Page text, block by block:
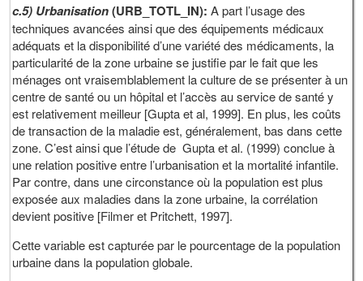
c.5) Urbanisation(URB_TOTL_IN):A part l’usage des
techniques avancées ainsi que des équipements médicaux
adéquats et la disponibilité d’une variété des médicaments, la
particularité de la zone urbaine se justifie par le fait que les
ménages ont vraisemblablement la culture de se présenter à un
centre de santé ou un hôpital et l’accès au service de santé y
est relativement meilleur [Gupta et al, 1999]. En plus, les coûts
de transaction de la maladie est, généralement, bas dans cette
zone. C’est ainsi que l’étude de Gupta et al. (1999) conclue à
une relation positive entre l’urbanisation et la mortalité infantile.
Par contre, dans une circonstance où la population est plus
exposée aux maladies dans la zone urbaine, la corrélation
devient positive [Filmer et Pritchett, 1997].
Cette variable est capturée par le pourcentage de la population
urbaine dans la population globale.